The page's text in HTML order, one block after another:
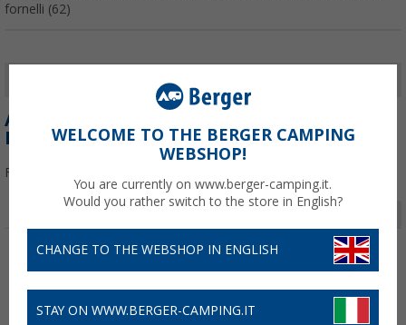
fornelli (62)
MOSTRA I FILTRI
ALTRI ACCESSORI PER BARBECUE E
FORNELLI
Filtrare per:
Pagina 1 da 3
WELCOME TO THE BERGER CAMPING
WEBSHOP!
You are currently on www.berger-camping.it.
Would you rather switch to the store in English?
CHANGE TO THE WEBSHOP IN ENGLISH
STAY ON WWW.BERGER-CAMPING.IT